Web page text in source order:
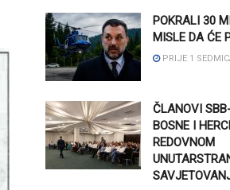
POKRALI 30
MISLE DA ĆE
PRIJE 1
ČLANOVI
BOSNE I
REDOVNOM